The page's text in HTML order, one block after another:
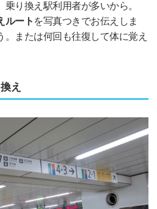
り換え駅利用者が多いから。
ルート を写真つきでお伝えしま
または何回も往復して体に覚え
え